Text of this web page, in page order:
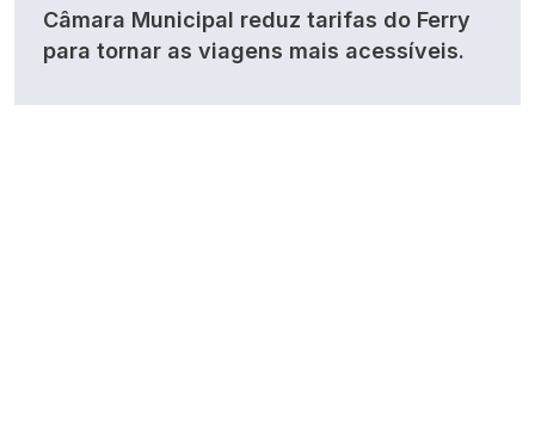
Câmara Municipal reduz tarifas do Ferry
para tornar as viagens mais acessíveis.